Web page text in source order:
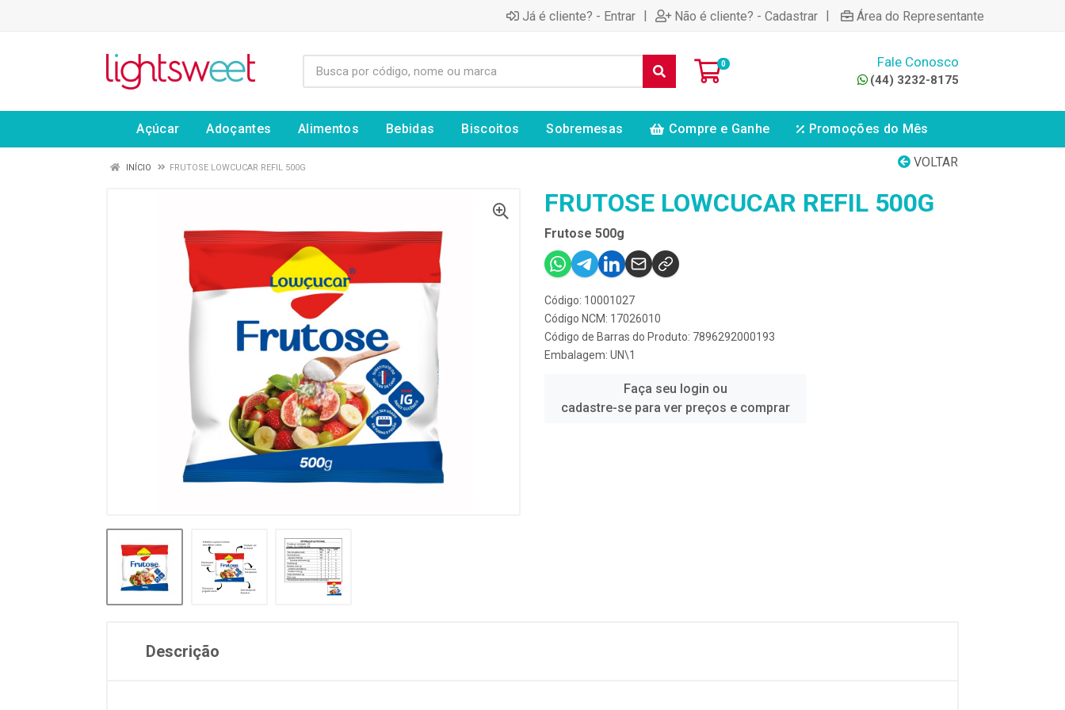
Já é cliente? - Entrar | Não é cliente? - Cadastrar | Área do Representante
0 Fale Conosco
(44) 3232-8175
Açúcar Adoçantes Alimentos Bebidas Biscoitos Sobremesas Compre e Ganhe Promoções do Mês
VOLTAR
INÍCIO FRUTOSE LOWCUCAR REFIL 500G
FRUTOSE LOWCUCAR REFIL 500G
Frutose 500g
Código: 10001027
Código NCM: 17026010
Código de Barras do Produto: 7896292000193
Embalagem: UN\1
Faça seu login ou
cadastre-se para ver preços e comprar
Descrição